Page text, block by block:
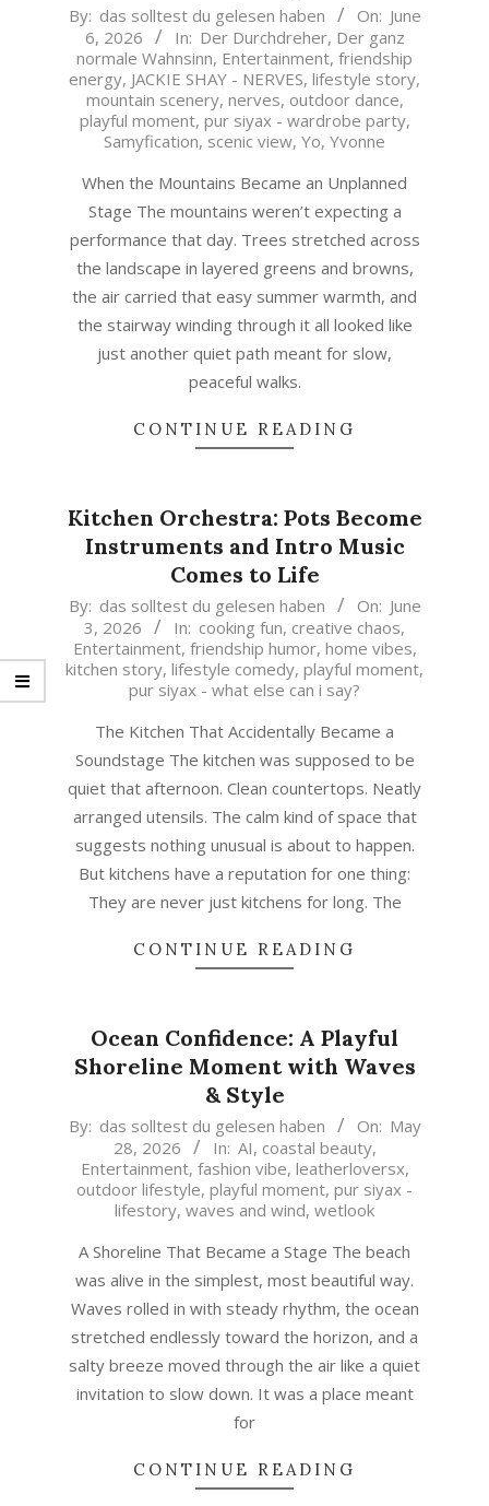
2026-
06-
06
By: das solltest du gelesen haben On: June
6, 2026
In: Der Durchdreher, Der ganz
normale Wahnsinn, Entertainment, friendship
energy, JACKIE SHAY - NERVES, lifestyle story,
mountain scenery, nerves, outdoor dance,
playful moment, pur siyax - wardrobe party,
Samyfication, scenic view, Yo, Yvonne
When the Mountains Became an Unplanned
Stage The mountains weren’t expecting a
performance that day. Trees stretched across
the landscape in layered greens and browns,
the air carried that easy summer warmth, and
the stairway winding through it all looked like
just another quiet path meant for slow,
peaceful walks.
CONTINUE READING
Kitchen Orchestra: Pots Become
Instruments and Intro Music
Comes to Life
2026-
06-
03
By: das solltest du gelesen haben On: June
3, 2026
In: cooking fun, creative chaos,
Entertainment, friendship humor, home vibes,
kitchen story, lifestyle comedy, playful moment,
pur siyax - what else can i say?
The Kitchen That Accidentally Became a
Soundstage The kitchen was supposed to be
quiet that afternoon. Clean countertops. Neatly
arranged utensils. The calm kind of space that
suggests nothing unusual is about to happen.
But kitchens have a reputation for one thing:
They are never just kitchens for long. The
CONTINUE READING
Ocean Confidence: A Playful
Shoreline Moment with Waves
& Style
2026-
28
By: das solltest du gelesen haben On: May
28, 2026
In: AI, coastal beauty,
Entertainment, fashion vibe, leatherloversx,
outdoor lifestyle, playful moment, pur siyax -
lifestory, waves and wind, wetlook
A Shoreline That Became a Stage The beach
was alive in the simplest, most beautiful way.
Waves rolled in with steady rhythm, the ocean
stretched endlessly toward the horizon, and a
salty breeze moved through the air like a quiet
invitation to slow down. It was a place meant
for
CONTINUE READING